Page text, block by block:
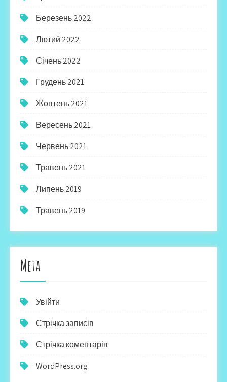
Березень 2022
Лютий 2022
Січень 2022
Грудень 2021
Жовтень 2021
Вересень 2021
Червень 2021
Травень 2021
Липень 2019
Травень 2019
Мета
Увійти
Стрічка записів
Стрічка коментарів
WordPress.org